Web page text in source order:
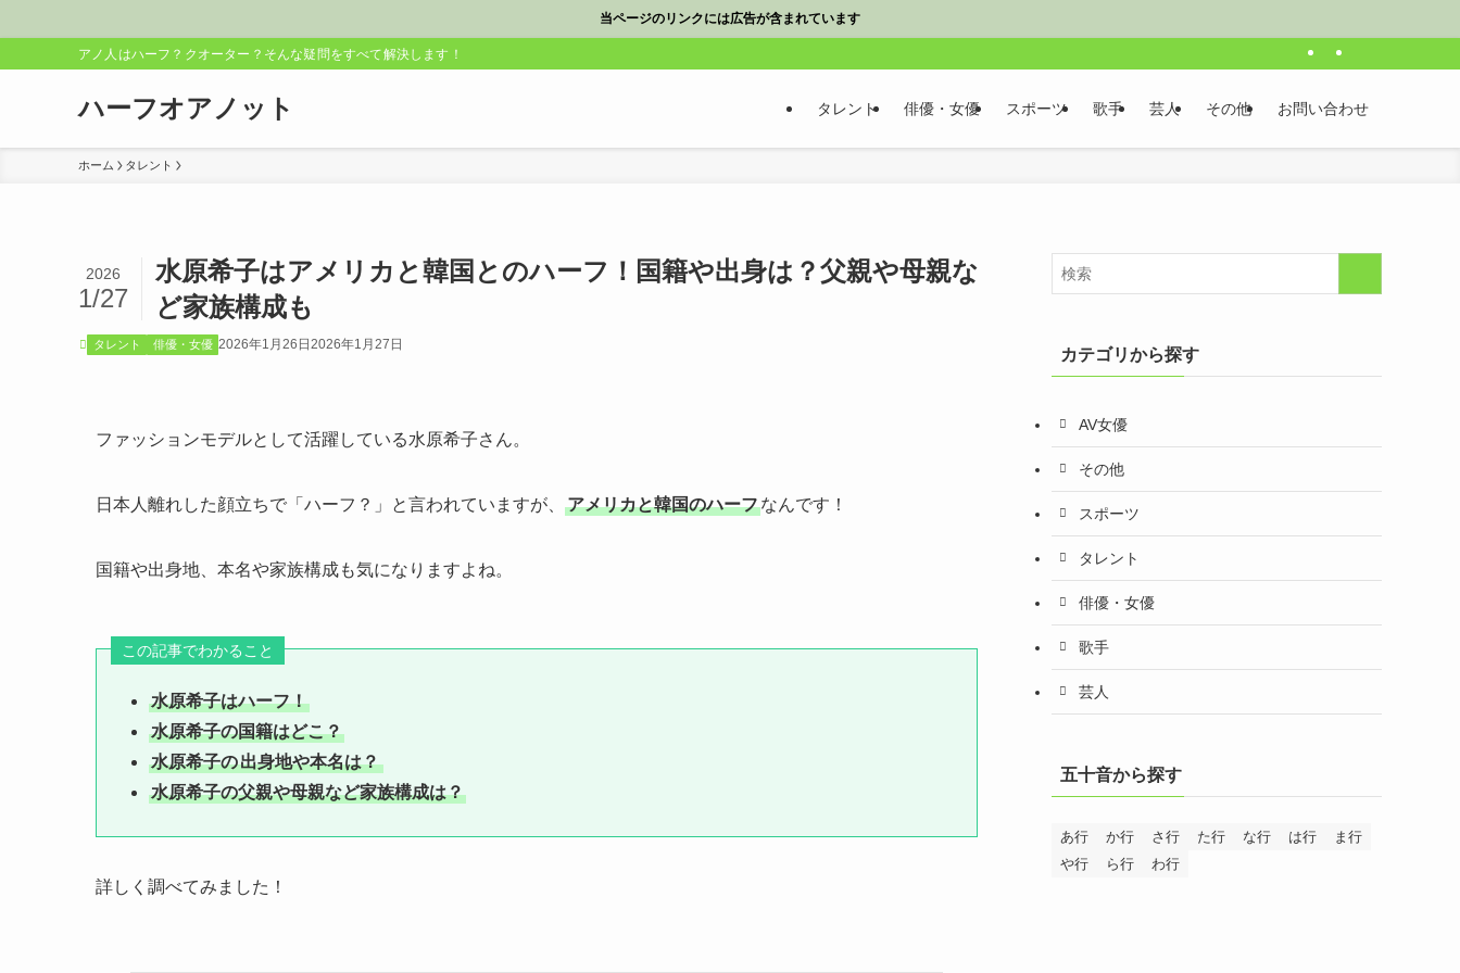
当ページのリンクには広告が含まれています
アノ人はハーフ？クオーター？そんな疑問をすべて解決します！
ハーフオアノット タレント 俳優・女優 スポーツ 歌手 芸人 その他 お問い合わせ
ホーム タレント
水原希子はアメリカと韓国とのハーフ！国籍や出身は？父親や母親な
ど家族構成も
2026
1/27
タレント 俳優・女優 2026年1月26日 2026年1月27日
ファッションモデルとして活躍している水原希子さん。
日本人離れした顔立ちで「ハーフ？」と言われていますが、 アメリカと韓国のハーフなんです！
国籍や出身地、本名や家族構成も気になりますよね。
この記事でわかること
水原希子はハーフ！
水原希子の国籍はどこ？
水原希子の出身地や本名は？
水原希子の父親や母親など家族構成は？
詳しく調べてみました！
カテゴリから探す
AV女優
その他
スポーツ
タレント
俳優・女優
歌手
芸人
五十音から探す
あ行 か行 さ行 た行 な行 は行
ま行
や行
ら行 わ行